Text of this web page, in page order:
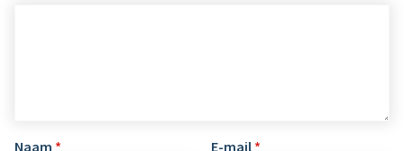
Naam * E-mail *